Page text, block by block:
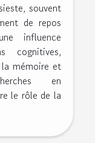
souvent
de repos
influence
cognitives,
mémoire et
en
le rôle de la